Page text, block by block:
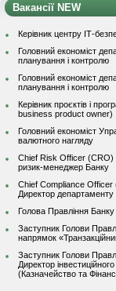
Вакансії NEW
Керівник центру ІТ-
Головний економіст
планування і контролю
Головний економіст
планування і контролю
Керівник проєктів і
business product owner)
Головний економіст
валютного нагляду
Chief Risk Officer
ризик-менеджер Банку
Chief Compliance
Директор
Голова Правління Банку
Заступник Голови
напрямок
Заступник Голови
Директор інвестиційного
(Казначейство та